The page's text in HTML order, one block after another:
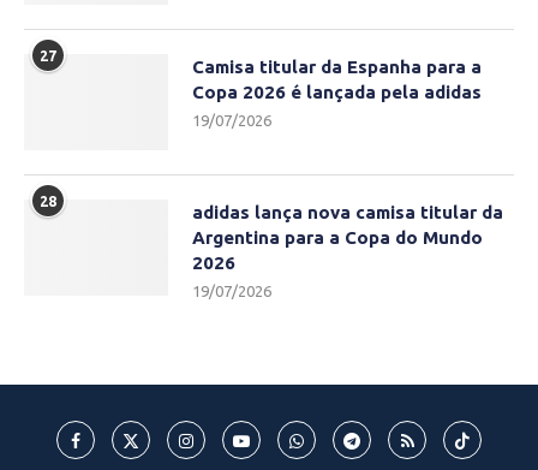
27
Camisa titular da Espanha para a
Copa 2026 é lançada pela adidas
19/07/2026
28
adidas lança nova camisa titular da
Argentina para a Copa do Mundo
2026
19/07/2026